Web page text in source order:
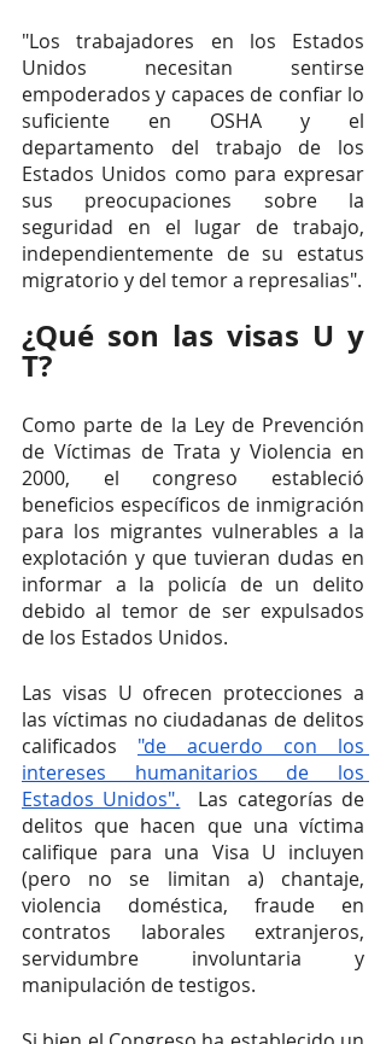
"Los trabajadores en los Estados
Unidos necesitan sentirse
empoderados y capaces de confiar lo
suficiente en OSHA y el
departamento del trabajo de los
Estados Unidos como para expresar
sus preocupaciones sobre la
seguridad en el lugar de trabajo,
independientemente de su estatus
migratorio y del temor a represalias".
¿Qué son las visas U y
T?
Como parte de la Ley de Prevención
de Víctimas de Trata y Violencia en
2000, el congreso estableció
beneficios específicos de inmigración
para los migrantes vulnerables a la
explotación y que tuvieran dudas en
informar a la policía de un delito
debido al temor de ser expulsados
de los Estados Unidos.
Las visas U ofrecen protecciones a
las víctimas no ciudadanas de delitos
calificados "de acuerdo con los
intereses humanitarios de los
Estados Unidos".
  Las categorías de
delitos que hacen que una víctima
califique para una Visa U incluyen
(pero no se limitan a) chantaje,
violencia doméstica, fraude en
contratos laborales extranjeros,
servidumbre involuntaria y
manipulación de testigos.